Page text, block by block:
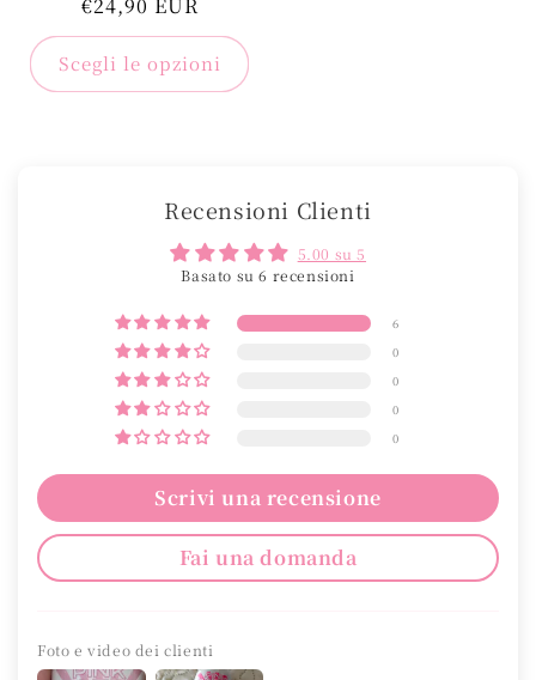
regolare
Scegli le opzioni
Recensioni Clienti
5.00 su 5
Basato su 6 recensioni
6
0
0
0
0
Scrivi una recensione
Fai una domanda
Foto e video dei clienti